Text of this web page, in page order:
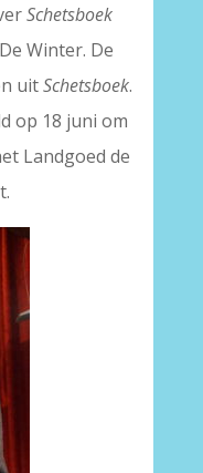
Schetsboek
Winter. De
uitSchetsboek.
op 18 juni om
Landgoed de